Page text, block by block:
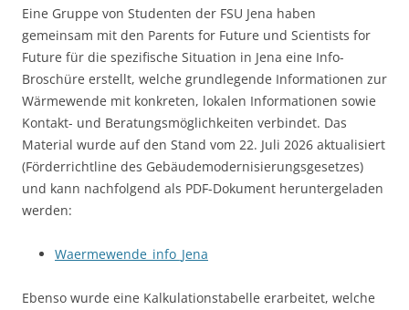
Eine Gruppe von Studenten der FSU Jena haben
gemeinsam mit den Parents for Future und Scientists for
Future für die spezifische Situation in Jena eine Info-
Broschüre erstellt, welche grundlegende Informationen zur
Wärmewende mit konkreten, lokalen Informationen sowie
Kontakt- und Beratungsmöglichkeiten verbindet. Das
Material wurde auf den Stand vom 22. Juli 2026 aktualisiert
(Förderrichtline des Gebäudemodernisierungsgesetzes)
und kann nachfolgend als PDF-Dokument heruntergeladen
werden:
Waermewende_info_Jena
Ebenso wurde eine Kalkulationstabelle erarbeitet, welche